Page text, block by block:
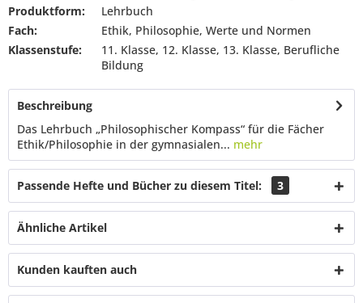
Produktform:
Lehrbuch
Fach:
Ethik, Philosophie, Werte und Normen
Klassenstufe:
11. Klasse, 12. Klasse, 13. Klasse, Berufliche
Bildung
Beschreibung
Das Lehrbuch „Philosophischer Kompass“ für die Fächer
Ethik/Philosophie in der gymnasialen... mehr
Passende Hefte und Bücher zu diesem Titel: 3
Ähnliche Artikel
Kunden kauften auch